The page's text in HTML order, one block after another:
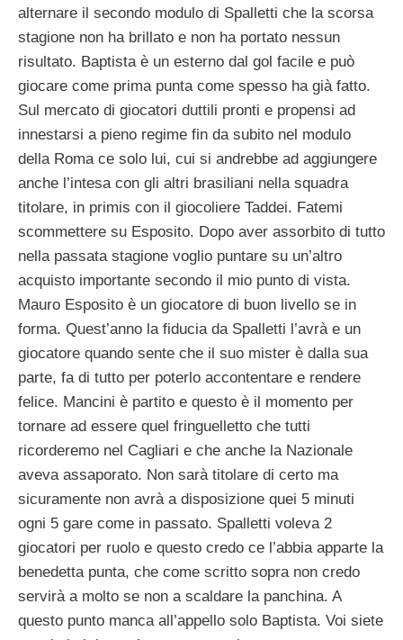
alternare il secondo modulo di Spalletti che la scorsa
stagione non ha brillato e non ha portato nessun
risultato. Baptista è un esterno dal gol facile e può
giocare come prima punta come spesso ha già fatto.
Sul mercato di giocatori duttili pronti e propensi ad
innestarsi a pieno regime fin da subito nel modulo
della Roma ce solo lui, cui si andrebbe ad aggiungere
anche l’intesa con gli altri brasiliani nella squadra
titolare, in primis con il giocoliere Taddei. Fatemi
scommettere su Esposito. Dopo aver assorbito di tutto
nella passata stagione voglio puntare su un’altro
acquisto importante secondo il mio punto di vista.
Mauro Esposito è un giocatore di buon livello se in
forma. Quest’anno la fiducia da Spalletti l’avrà e un
giocatore quando sente che il suo mister è dalla sua
parte, fa di tutto per poterlo accontentare e rendere
felice. Mancini è partito e questo è il momento per
tornare ad essere quel fringuelletto che tutti
ricorderemo nel Cagliari e che anche la Nazionale
aveva assaporato. Non sarà titolare di certo ma
sicuramente non avrà a disposizione quei 5 minuti
ogni 5 gare come in passato. Spalletti voleva 2
giocatori per ruolo e questo credo ce l’abbia apparte la
benedetta punta, che come scritto sopra non credo
servirà a molto se non a scaldare la panchina. A
questo punto manca all’appello solo Baptista. Voi siete